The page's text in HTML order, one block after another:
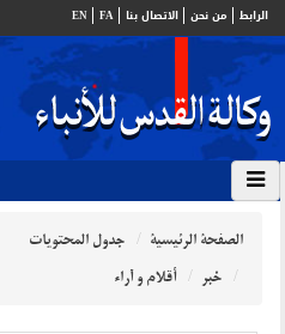
الرابط من نحن الاتصال بنا FA
EN
الصفحة الرئيسية
جدول المحتويات
خبر
أقلام و آراء